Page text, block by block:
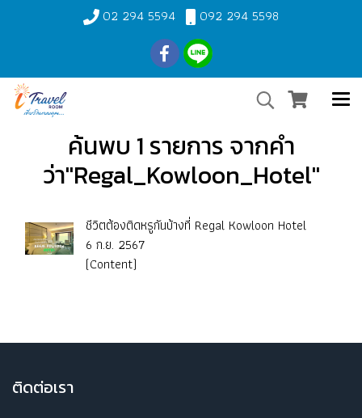
02 294 5594 092 294 5598
ค้นพบ 1 รายการ จากคำ
ว่า"Regal_Kowloon_Hotel"
ชีวิตต้องติดหรูกันบ้างที่ Regal Kowloon Hotel
6 ก.ย. 2567
(Content)
ติดต่อเรา